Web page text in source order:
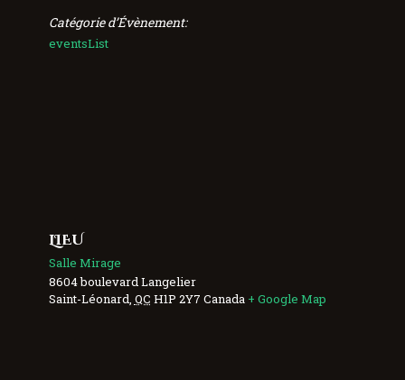
Catégorie d’Évènement:
eventsList
LIEU
Salle Mirage
8604 boulevard Langelier
Saint-Léonard QC H1P 2Y7 Canada + Google Map